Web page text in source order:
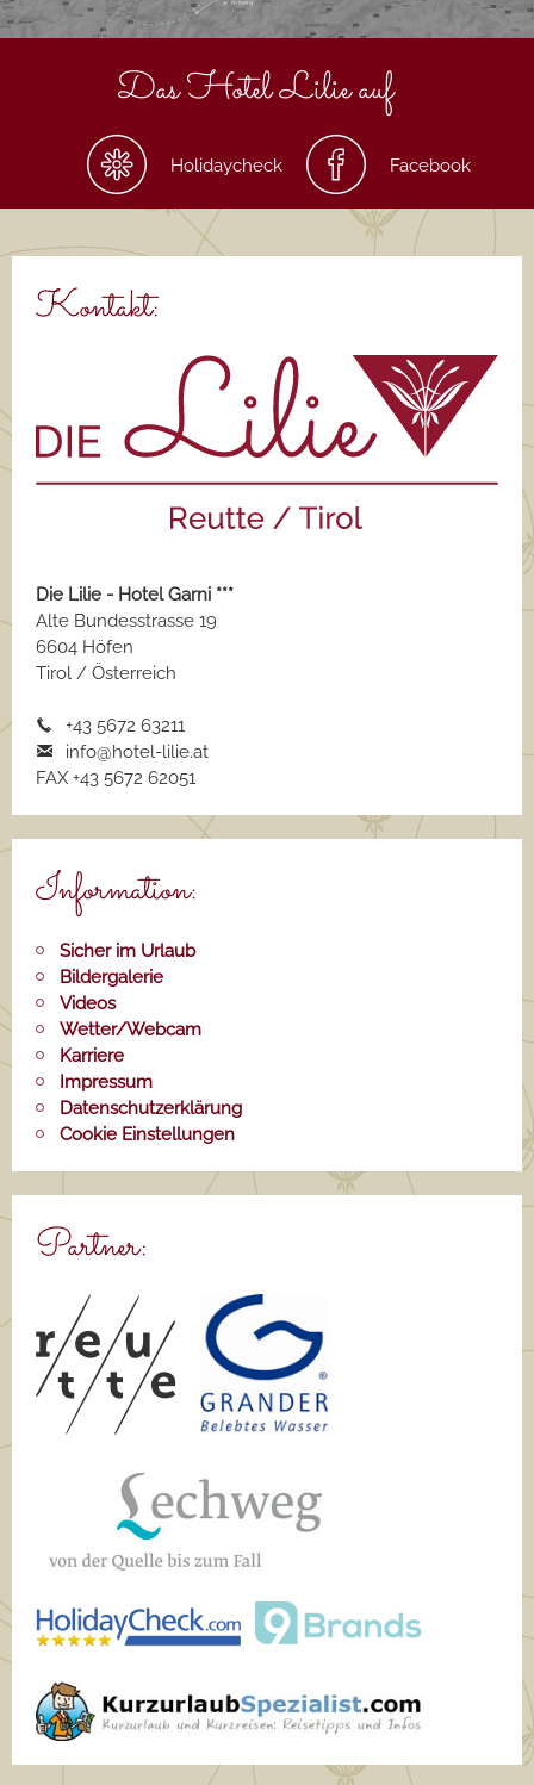
Das Hotel Lilie auf
Holidaycheck Facebook
Kontakt:
Die Lilie - Hotel Garni ***
Alte Bundesstrasse 19
6604 Höfen
Tirol / Österreich
+43 5672 63211
info@hotel-lilie.at
FAX +43 5672 62051
Information:
Sicher im Urlaub
Bildergalerie
Videos
Wetter/Webcam
Karriere
Impressum
Datenschutzerklärung
Cookie Einstellungen
Partner: